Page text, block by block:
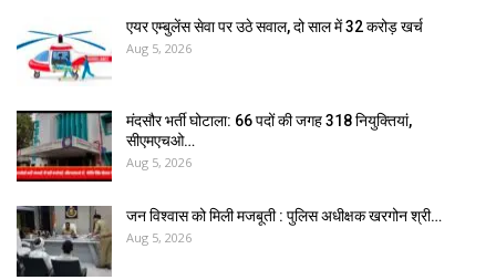
एयर एम्बुलेंस सेवा पर उठे सवाल, दो साल में ₹32 करोड़ खर्च
Aug 5, 2026
मंदसौर भर्ती घोटाला: 66 पदों की जगह 318 नियुक्तियां,
सीएमएचओ…
Aug 5, 2026
जन विश्वास को मिली मजबूती : पुलिस अधीक्षक खरगोन श्री…
Aug 5, 2026